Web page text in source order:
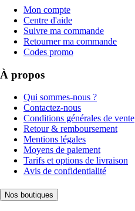
Mon compte
Centre d'aide
Suivre ma commande
Retourner ma commande
Codes promo
À propos
Qui sommes-nous ?
Contactez-nous
Conditions générales de vente
Retour & remboursement
Mentions légales
Moyens de paiement
Tarifs et options de livraison
Avis de confidentialité
Nos boutiques